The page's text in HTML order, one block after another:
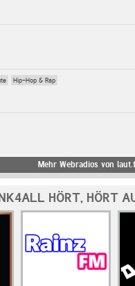
Hip-Hop & Rap
Mehr Webradios von
HÖRT, HÖRT